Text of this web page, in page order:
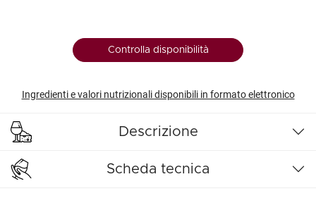
Controlla disponibilità
Ingredienti e valori nutrizionali disponibili in formato elettronico
Descrizione
Scheda tecnica